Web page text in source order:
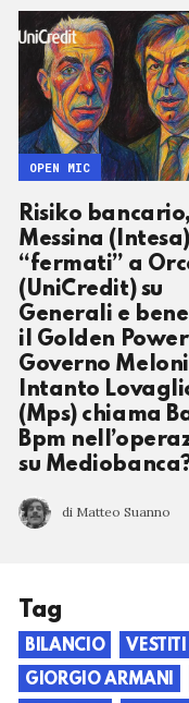
Risiko bancario,
Messina
“fermati” a
(UniCredit) su
Generali e
il Golden Power
Governo
Intanto
(Mps) chiama
Bpm
su
di Matteo Suanno
OPEN MIC
Tag
BILANCIO VESTITI
GIORGIO ARMANI